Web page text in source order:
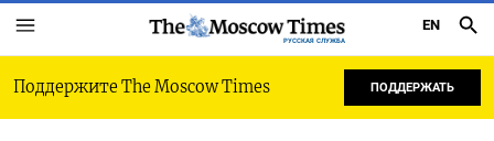
РУССКАЯ СЛУЖБА
EN
Поддержите The Moscow Times ПОДДЕРЖАТЬ